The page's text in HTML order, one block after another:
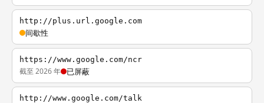
http://plus.url.google.com
间歇性
https://www.google.com/ncr
截至 2026 年 已屏蔽
http://www.google.com/talk